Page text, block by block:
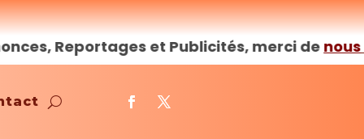
Reportages et Publicités, merci denous